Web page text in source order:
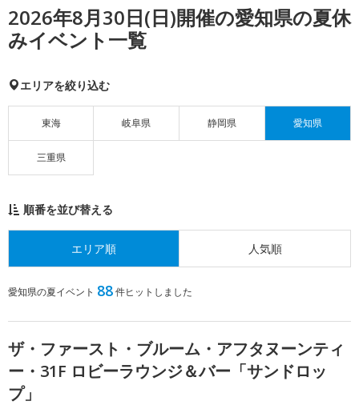
2026年8月30日(日)開催の愛知県の夏休
みイベント一覧
エリアを絞り込む
東海 岐阜県 静岡県 愛知県
三重県
順番を並び替える
エリア順 人気順
愛知県の夏イベント 88件ヒットしました
ザ・ファースト・ブルーム・アフタヌーンティ
ー・31F ロビーラウンジ＆バー「サンドロッ
プ」